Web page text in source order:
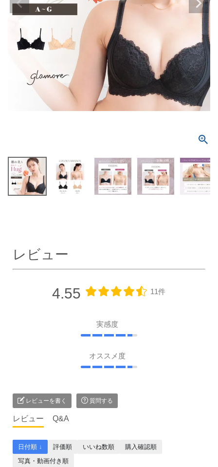
レビュー
4.55 11件
実感度
オススメ度
レビューを書く 質問する
レビュー Q&A
日付順 ↓ 評価順 いいね数順
購入確認順
写真・動画付き順